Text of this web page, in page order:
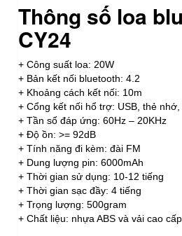
Thông số loa
CY24
+ Công suất loa: 20W
+ Bản kết nối bluetooth: 4.2
+ Khoảng cách kết nối: 10m
+ Cổng kết nối hổ trợ: USB, thẻ nhớ,
+ Tần số đáp ứng: 60Hz – 20KHz
+ Độ ồn: >= 92dB
+ Tính năng đi kèm: đài FM
+ Dung lượng pin: 6000mAh
+ Thời gian sử dụng: 10-12 tiếng
+ Thời gian sạc đầy: 4 tiếng
+ Trọng lượng: 500gram
+ Chất liệu: nhựa ABS và vải cao cấp